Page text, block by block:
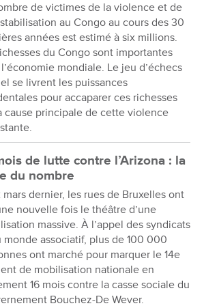
de victimes de la violence et de
au Congo au cours des 30
années est estimé à six millions.
du Congo sont importantes
mondiale. Le jeu d’échecs
se livrent les puissances
pour accaparer ces richesses
cause principale de cette violence
de lutte contre l’Arizona : la
du nombre
mars dernier, les rues de Bruxelles ont
nouvelle fois le théâtre d’une
massive. À l’appel des syndicats
monde associatif, plus de 100 000
ont marché pour marquer le 14e
de mobilisation nationale en
16 mois contre la casse sociale du
Bouchez-De Wever.